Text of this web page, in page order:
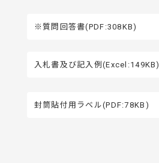
※質問回答書(PDF:308KB)
入札書及び記入例(Excel:149KB)
封筒貼付用ラベル(PDF:78KB)